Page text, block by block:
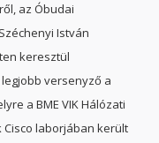
az Óbudai
István
keresztül
versenyző a
a BME VIK Hálózati
laborjában került